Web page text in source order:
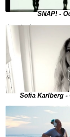
SNAP! -
Sofia Karlberg -